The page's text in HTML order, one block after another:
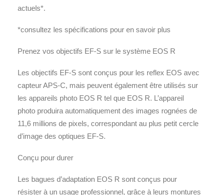
actuels*.
*consultez les spécifications pour en savoir plus
Prenez vos objectifs EF-S sur le système EOS R
Les objectifs EF-S sont conçus pour les reflex EOS avec
capteur APS-C, mais peuvent également être utilisés sur
les appareils photo EOS R tel que EOS R. L’appareil
photo produira automatiquement des images rognées de
11,6 millions de pixels, correspondant au plus petit cercle
d’image des optiques EF-S.
Conçu pour durer
Les bagues d’adaptation EOS R sont conçus pour
résister à un usage professionnel, grâce à leurs montures